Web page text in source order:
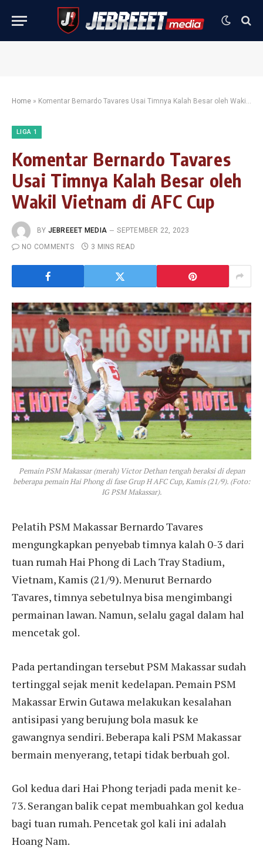
Home » Komentar Bernardo Tavares Usai Timnya Kalah Besar oleh Wakil Vietnam di AFC Cup
LIGA 1
Komentar Bernardo Tavares
Usai Timnya Kalah Besar oleh
Wakil Vietnam di AFC Cup
BY JEBREEET MEDIA
SEPTEMBER 22, 2023
NO COMMENTS
3 MINS READ
Pemain PSM Makassar (merah) Victor Dethan tengah beraksi di depan
beberapa pemain Hai Phong di fase Grup H AFC Cup, Kamis (21/9). (Foto:
IG PSM Makassar).
Pelatih PSM Makassar Bernardo Tavares
mengungkapkan penyebab timnya kalah 0-3 dari
tuan rumah Hai Phong di Lach Tray Stadium,
Vietnam, Kamis (21/9). Menurut Bernardo
Tavares, timnya sebetulnya bisa mengimbangi
permainan lawan. Namun, selalu gagal dalam hal
mencetak gol.
Pada pertandingan tersebut PSM Makassar sudah
tertinggal sejak menit kedelapan. Pemain PSM
Makassar Erwin Gutawa melakukan kesalahan
antisipasi yang berujung bola masuk ke
gawangnya sendiri. Beberapa kali PSM Makassar
bermain menyerang, tetapi tidak berbuah gol.
Gol kedua dari Hai Phong terjadi pada menit ke-
73. Serangan balik cepat membuahkan gol kedua
bagi tuan rumah. Pencetak gol kali ini adalah
Hoang Nam.